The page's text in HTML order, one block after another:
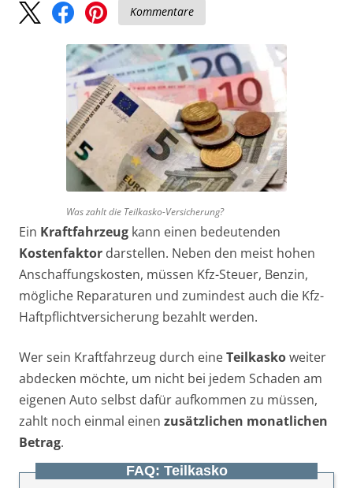
Kommentare
Was zahlt die Teilkasko-Versicherung?
Ein Kraftfahrzeug kann einen bedeutenden
Kostenfaktor darstellen. Neben den meist hohen
Anschaffungskosten, müssen Kfz-Steuer, Benzin,
mögliche Reparaturen und zumindest auch die Kfz-
Haftpflichtversicherung bezahlt werden.
Wer sein Kraftfahrzeug durch eineTeilkaskoweiter
abdecken möchte, um nicht bei jedem Schaden am
eigenen Auto selbst dafür aufkommen zu müssen,
zahlt noch einmal einen zusätzlichen monatlichen
Betrag.
FAQ: Teilkasko